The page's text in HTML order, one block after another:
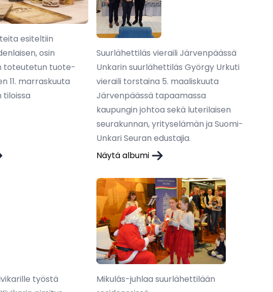
esiteltiin
osin
toteutetun tuote-
11. marraskuuta
tiloissa
Suurlähettiläs vieraili Järvenpäässä
Unkarin suurlähettiläs György Urkuti
vieraili torstaina 5. maaliskuuta
Järvenpäässä tapaamassa
kaupungin johtoa sekä luterilaisen
seurakunnan, yrityselämän ja Suomi-
Unkari Seuran edustajia.
Näytä albumi
työstä
Mikulás-juhlaa suurlähettilään